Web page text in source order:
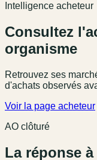
Intelligence acheteur
Consultez
organisme
Retrouvez ses
d'achats observés
Voir la page acheteur
AO clôturé
La réponse